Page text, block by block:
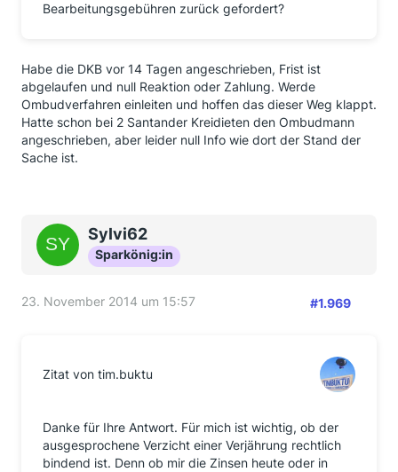
Bearbeitungsgebühren zurück gefordert?
Habe die DKB vor 14 Tagen angeschrieben, Frist ist
abgelaufen und null Reaktion oder Zahlung. Werde
Ombudverfahren einleiten und hoffen das dieser Weg klappt.
Hatte schon bei 2 Santander Kreidieten den Ombudmann
angeschrieben, aber leider null Info wie dort der Stand der
Sache ist.
Sylvi62
Sparkönig:in
23. November 2014 um 15:57 #1.969
Zitat von tim.buktu
Danke für Ihre Antwort. Für mich ist wichtig, ob der
ausgesprochene Verzicht einer Verjährung rechtlich
bindend ist. Denn ob mir die Zinsen heute oder in